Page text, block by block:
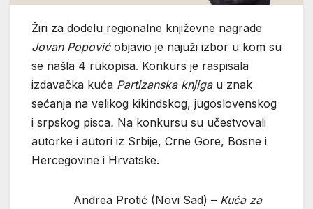
Žiri za dodelu regionalne književne nagrade
Jovan Popović objavio je najuži izbor u kom su
se našla 4 rukopisa. Konkurs je raspisala
izdavačka kuća Partizanska knjiga u znak
sećanja na velikog kikindskog, jugoslovenskog
i srpskog pisca. Na konkursu su učestvovali
autorke i autori iz Srbije, Crne Gore, Bosne i
Hercegovine i Hrvatske.
Andrea Protić (Novi Sad) – Kuća za